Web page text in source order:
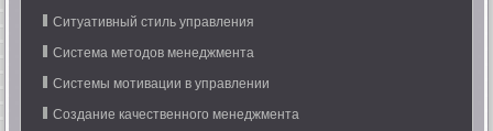
Ситуативный стиль управления
Система методов менеджмента
Системы мотивации в управлении
Создание качественного менеджмента